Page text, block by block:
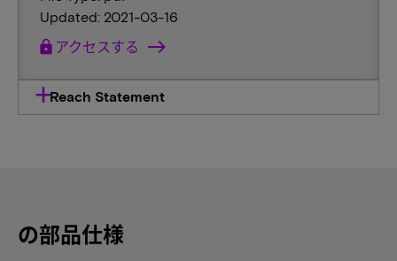
Updated: 2021-03-16
lock アクセスする
Reach Statement
の部品仕様